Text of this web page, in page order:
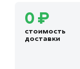
0 ₽
стоимость
доставки